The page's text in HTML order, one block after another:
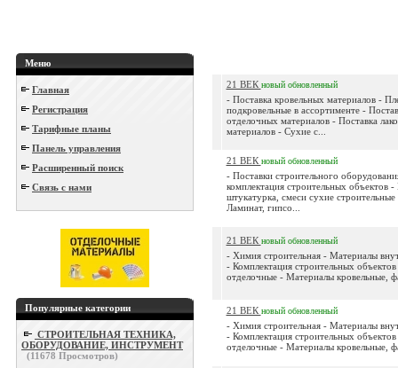
Меню
Главная
Регистрация
Тарифные планы
Панель управления
Расширенный поиск
Связь с нами
Популярные категории
СТРОИТЕЛЬНАЯ ТЕХНИКА,
ОБОРУДОВАНИЕ, ИНСТРУМЕНТ
(11678 Просмотров)
21 ВЕК новый обновленный
- Поставка кровельных материалов -
подкровельные в ассортименте -
отделочных материалов - Поставка
материалов - Сухие с...
21 ВЕК новый обновленный
- Поставки строительного
комплектация строительных объектов
штукатурка, смеси сухие
Ламинат, гипсо...
21 ВЕК новый обновленный
- Химия строительная - Материалы
- Комплектация строительных
отделочные - Материалы кровельные,
21 ВЕК новый обновленный
- Химия строительная - Материалы
- Комплектация строительных
отделочные - Материалы кровельные,